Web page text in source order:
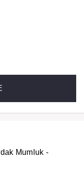
Mumluk -